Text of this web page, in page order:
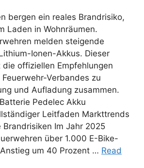
bergen ein reales Brandrisiko,
Laden in Wohnräumen.
melden steigende
Ionen-Akkus. Dieser
offiziellen Empfehlungen
Verbandes zu
und Aufladung zusammen.
Pedelec Akku
Leitfaden Markttrends
Brandrisiken Im Jahr 2025
über 1.000 E-Bike-
um 40 Prozent … Read